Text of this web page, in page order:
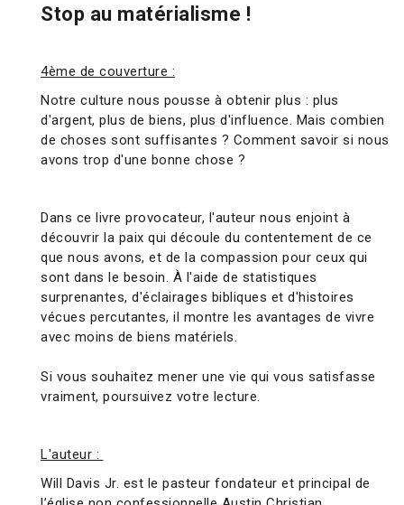
Stop au matérialisme !
4ème de couverture :
Notre culture nous pousse à obtenir plus : plus
d'argent, plus de biens, plus d'influence. Mais combien
de choses sont suffisantes ? Comment savoir si nous
avons trop d'une bonne chose ?
Dans ce livre provocateur, l'auteur nous enjoint à
découvrir la paix qui découle du contentement de ce
que nous avons, et de la compassion pour ceux qui
sont dans le besoin. À l'aide de statistiques
surprenantes, d'éclairages bibliques et d'histoires
vécues percutantes, il montre les avantages de vivre
avec moins de biens matériels.
Si vous souhaitez mener une vie qui vous satisfasse
vraiment, poursuivez votre lecture.
L'auteur :
Will Davis Jr. est le pasteur fondateur et principal de